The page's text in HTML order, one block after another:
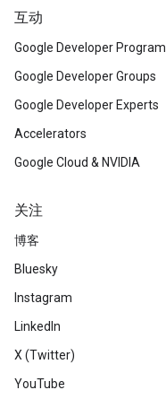
互动
Google Developer Program
Google Developer Groups
Google Developer Experts
Accelerators
Google Cloud & NVIDIA
关注
博客
Bluesky
Instagram
LinkedIn
X (Twitter)
YouTube